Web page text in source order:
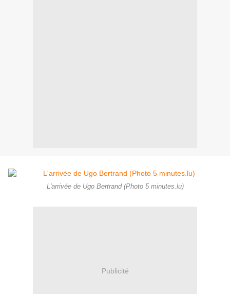
L'arrivée de Ugo Bertrand (Photo 5 minutes.lu)
Publicité